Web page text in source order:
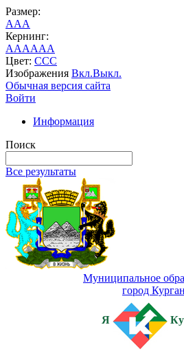
Размер:
AAA
Кернинг:
AAAAAA
Цвет: CCC
Изображения Вкл.Выкл.
Обычная версия сайта
Войти
Информация
Поиск
Все результаты
Муниципальное
город Курган
Я